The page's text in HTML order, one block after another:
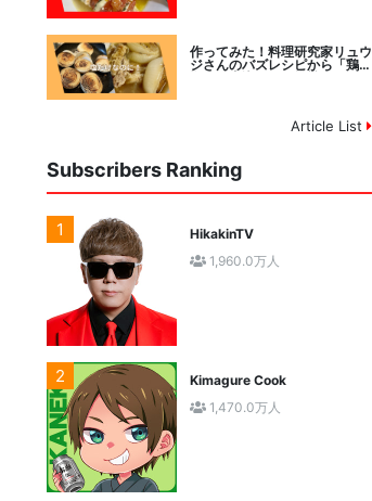
作ってみた！料理研究家リュウ
ジさんのバズレシピから「鶏の
Article List
Subscribers Ranking
1
HikakinTV
1,960.0万人
2
Kimagure Cook
1,470.0万人